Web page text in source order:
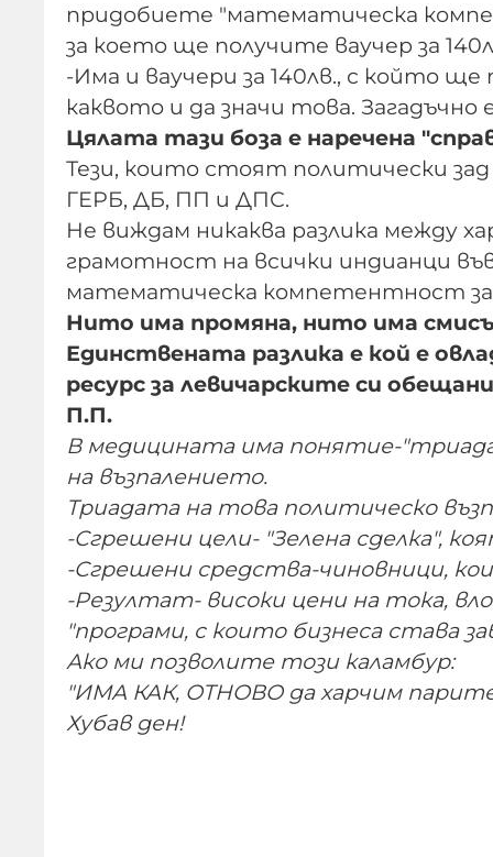
придобиете "математическа
за което ще получите ваучер за
-Има и ваучери за 140лв., с който
каквото и да значи това.
Цялата тази боза е наречена
Тези, които стоят политически зад
ГЕРБ, ДБ, ПП и ДПС.
Не виждам никаква разлика между
грамотност на всички индианци
математическа компетентност за
Нито има промяна, нито има
Единствената разлика е кой е
ресурс за левичарските си
П.П.
В медицината има понятие-
на възпалението.
Триадата на това политическо
-Сгрешени цели- "Зелена сделка",
-Сгрешени средства-чиновници,
-Резултат- високи цени на тока,
"програми, с които бизнеса става
Ако ми позволите този каламбур:
"ИМА КАК, ОТНОВО да харчим
Хубав ден!